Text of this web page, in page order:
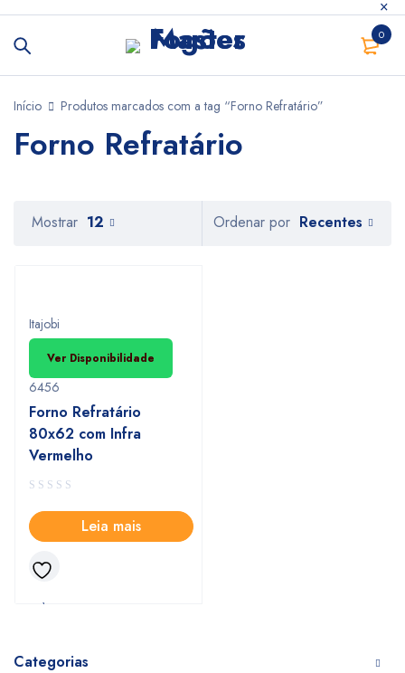
0
Início Produtos marcados com a tag “Forno Refratário”
Forno Refratário
Categorias
Ordenar por Recentes
Mostrar 12
Itajobi
Ver Disponibilidade
6456
Forno Refratário
80x62 com Infra
Vermelho
Leia mais